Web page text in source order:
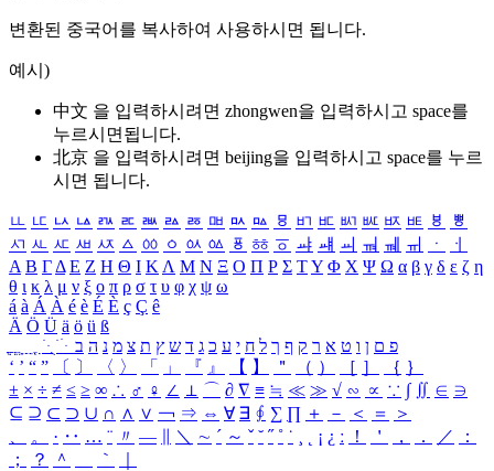
변환된 중국어를 복사하여 사용하시면 됩니다.
예시)
中文 을 입력하시려면 zhongwen을 입력하시고 space를
누르시면됩니다.
北京 을 입력하시려면 beijing을 입력하시고 space를 누르
시면 됩니다.
ㅥ ㅦ ㅧ ㅨ ㅩ ㅪ ㅫ ㅬ ㅭ ㅮ ㅯ ㅰ ㅱ ㅲ ㅳ ㅴ ㅵ ㅶ ㅷ ㅸ
ㅹ
ㅺ ㅻ ㅼ ㅽ ㅾ ㅿ ㆀ ㆁ ㆂ ㆃ ㆄ ㆅ ㆆ ㆇ ㆈ ㆉ ㆊ ㆋ ㆌ ㆍ
ㆎ
Α Β ΓΔ Ε Ζ Η Θ Ι ΚΛ Μ Ν Ξ Ο Π Ρ Σ ΤΥ Φ Χ Ψ Ω α β γ δ ε ζ η
θ ι κ λ μ ν ξ ο π ρ σ τ υ φ χ ψ ω
á à Á À é è É È ç Ç ê
Ä Ö Ü ä ö ü ß
ִֶֹ ֻּ ׁׂ פ ם ן ו ט א ר ק ף ך ל ח י ע כ ג ד ש ץ ת צ מ נ ה ב
‘ ’ “ ” 〔 〕 〈 〉 「 」 『 』 【 】 ＂ （ ） ［ ］ ｛ ｝
± × ÷ ≠ ≤ ≥ ∞ ∴ ♂ ♀ ∠ ⊥ ⌒ ∂ ∇ ≡ ≒ ≪ ≫ √ ∽ ∝ ∵ ∫ ∬ ∈ ∋
⊆ ⊇ ⊂ ⊃ ∪ ∩ ∧ ∨ ￢ ⇒ ⇔ ∀ ∃ ∮ ∑ ∏ ＋ － ＜ ＝
＞
、
。 · ‥ … ¨ 〃 ― ＼ ∼ ´ ～ ˇ ˘ ˝ ˚ ˙ ¸ ¡ ¿ ː ！ ＇ ， ． ／
：
；
？ ＾ ｀